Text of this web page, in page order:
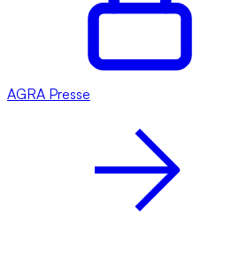
AGRA Presse